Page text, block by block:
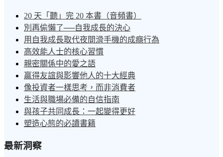
20 天「聽」完 20 本書（音頻書）
別再偷懶了──自我成長的決心
用自我成長取代夜間滑手機的成癮行為
高效能人士的核心習慣
親密關係中的愛之語
贏得友誼與影響他人的十大經典
像投資者一樣思考，而非消費者
生活與職場必備的自信指南
與孩子共同成長：一起變得更好
塑造心態的必讀書籍
最新洞察